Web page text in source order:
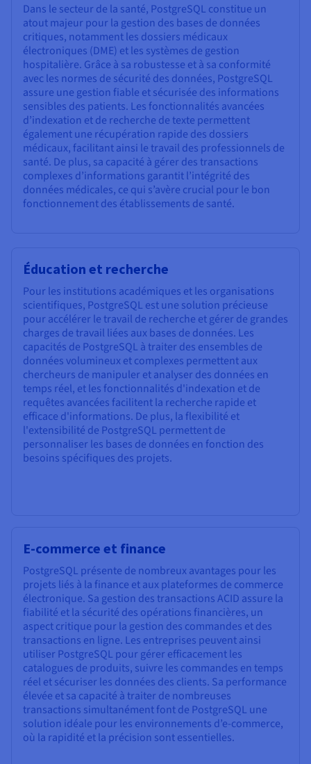
Dans le secteur de la santé, PostgreSQL constitue un
atout majeur pour la gestion des bases de données
critiques, notamment les dossiers médicaux
électroniques (DME) et les systèmes de gestion
hospitalière. Grâce à sa robustesse et à sa conformité
avec les normes de sécurité des données, PostgreSQL
assure une gestion fiable et sécurisée des informations
sensibles des patients. Les fonctionnalités avancées
d’indexation et de recherche de texte permettent
également une récupération rapide des dossiers
médicaux, facilitant ainsi le travail des professionnels de
santé. De plus, sa capacité à gérer des transactions
complexes d’informations garantit l’intégrité des
données médicales, ce qui s’avère crucial pour le bon
fonctionnement des établissements de santé.
Éducation et recherche
Pour les institutions académiques et les organisations
scientifiques, PostgreSQL est une solution précieuse
pour accélérer le travail de recherche et gérer de grandes
charges de travail liées aux bases de données. Les
capacités de PostgreSQL à traiter des ensembles de
données volumineux et complexes permettent aux
chercheurs de manipuler et analyser des données en
temps réel, et les fonctionnalités d'indexation et de
requêtes avancées facilitent la recherche rapide et
efficace d'informations. De plus, la flexibilité et
l'extensibilité de PostgreSQL permettent de
personnaliser les bases de données en fonction des
besoins spécifiques des projets.
E-commerce et finance
PostgreSQL présente de nombreux avantages pour les
projets liés à la finance et aux plateformes de commerce
électronique. Sa gestion des transactions ACID assure la
fiabilité et la sécurité des opérations financières, un
aspect critique pour la gestion des commandes et des
transactions en ligne. Les entreprises peuvent ainsi
utiliser PostgreSQL pour gérer efficacement les
catalogues de produits, suivre les commandes en temps
réel et sécuriser les données des clients. Sa performance
élevée et sa capacité à traiter de nombreuses
transactions simultanément font de PostgreSQL une
solution idéale pour les environnements d’e-commerce,
où la rapidité et la précision sont essentielles.